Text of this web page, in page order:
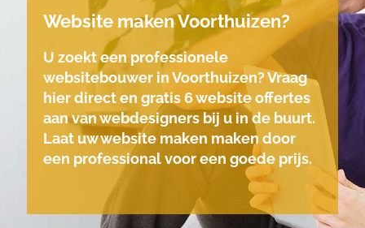
Website maken Voorthuizen?
U zoekt een professionele
websitebouwer in Voorthuizen? Vraag
hier direct en gratis 6 website offertes
aan van webdesigners bij u in de buurt.
Laat uw website maken maken door
een professional voor een goede prijs.